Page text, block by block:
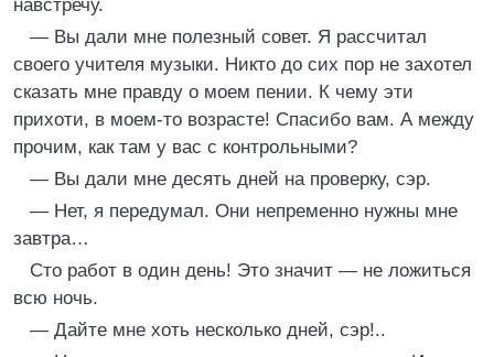
навстречу.
— Вы дали мне полезный совет. Я рассчитал
своего учителя музыки. Никто до сих пор не захотел
сказать мне правду о моем пении. К чему эти
прихоти, в моем-то возрасте! Спасибо вам. А между
прочим, как там у вас с контрольными?
— Вы дали мне десять дней на проверку, сэр.
— Нет, я передумал. Они непременно нужны мне
завтра…
Сто работ в один день! Это значит — не ложиться
всю ночь.
— Дайте мне хоть несколько дней, сэр!..